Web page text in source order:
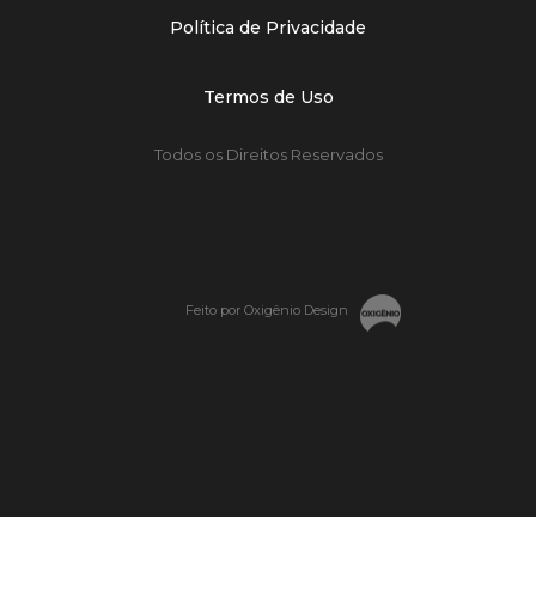
Política de Privacidade
Termos de Uso
Todos os Direitos Reservados
Feito por Oxigênio Design